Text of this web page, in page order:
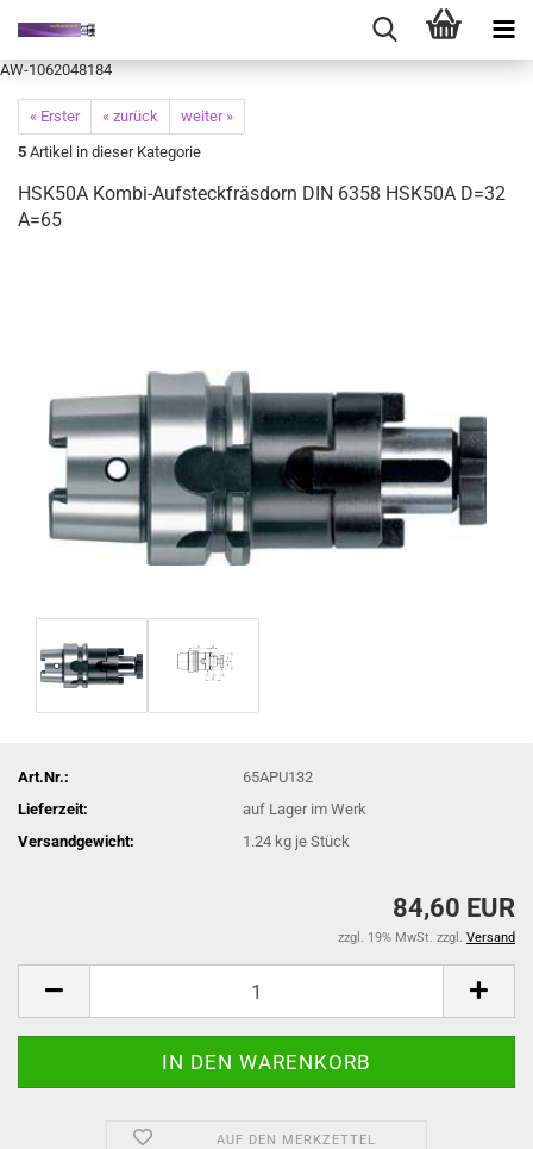
AW-1062048184
« Erster « zurück
weiter »
5 Artikel in dieser Kategorie
HSK50A Kombi-Aufsteckfräsdorn DIN 6358 HSK50A D=32
A=65
Art.Nr.:
65APU132
Lieferzeit:
auf Lager im Werk
Versandgewicht:
1.24 kg je Stück
84,60 EUR
zzgl. 19% MwSt. zzgl. Versand
AUF DEN MERKZETTEL